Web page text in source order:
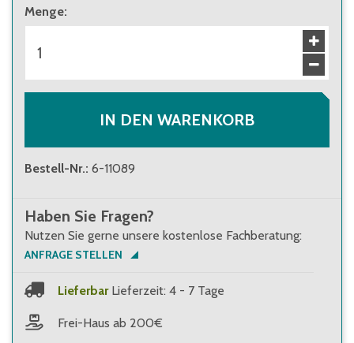
ab 1 Stück
24,10 €
ab 136 Stück
21,40 €
Menge:
IN DEN WARENKORB
Bestell-Nr.: 6-11089
Haben Sie Fragen?
Nutzen Sie gerne unsere kostenlose Fachberatung:
ANFRAGE STELLEN
Lieferbar Lieferzeit: 4 - 7 Tage
Frei-Haus ab 200€